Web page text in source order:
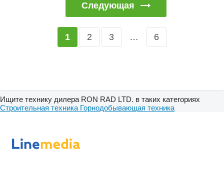
Следующая
1 2 3 … 6
Ищите технику дилера RON RAD LTD. в таких категориях
Строительная техника Горнодобывающая техника